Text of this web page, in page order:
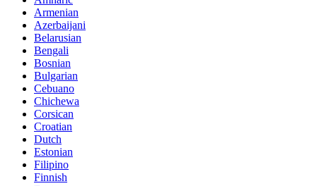
Armenian
Azerbaijani
Belarusian
Bengali
Bosnian
Bulgarian
Cebuano
Chichewa
Corsican
Croatian
Dutch
Estonian
Filipino
Finnish